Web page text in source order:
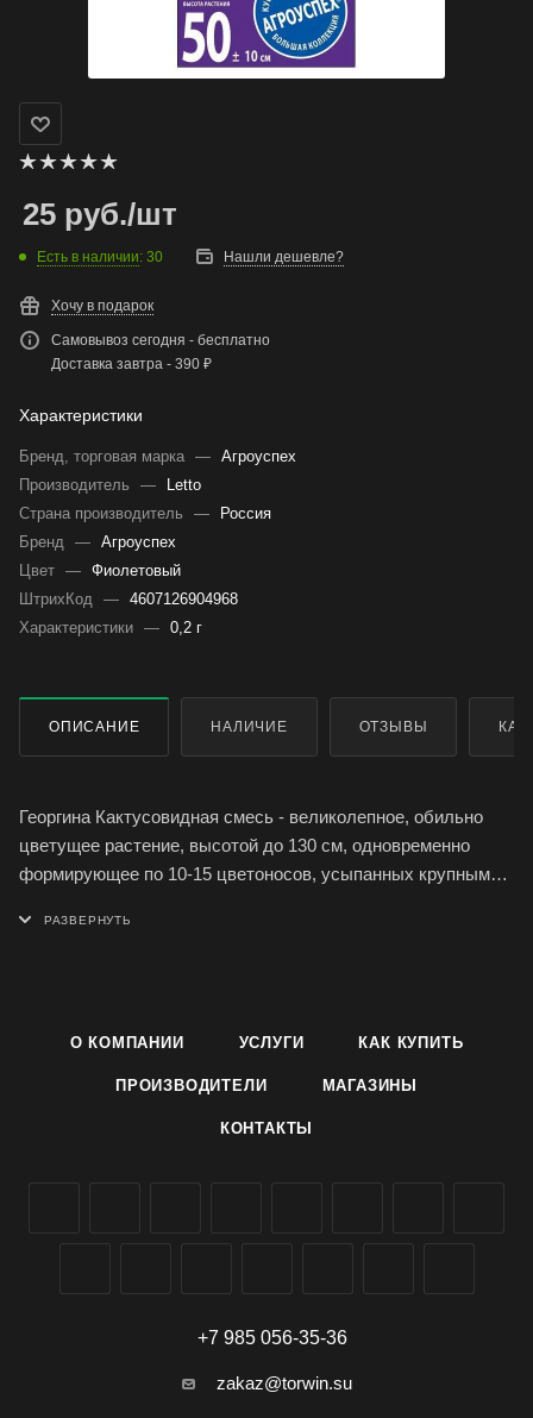
25 руб./шт
Есть в наличии: 30 Нашли дешевле?
Хочу в подарок
Самовывоз сегодня - бесплатно
Доставка завтра - 390 ₽
Характеристики
Бренд, торговая марка — Агроуспех
Производитель
—
Letto
Страна производитель
—
Россия
Бренд — Агроуспех
Цвет — Фиолетовый
ШтрихКод — 4607126904968
Характеристики — 0,2 г
ОПИСАНИЕ НАЛИЧИЕ ОТЗЫВЫ
Георгина Кактусовидная смесь - великолепное, обильно
цветущее растение, высотой до 130 см, одновременно
формирующее по 10-15 цветоносов, усыпанных крупными,
Используется для групповой посадки и срезки.
России.О КОМПАНИИ УСЛУГИ КАК КУПИТЬ
ПРОИЗВОДИТЕЛИ МАГАЗИНЫ
КОНТАКТЫ
+7 985 056-35-36
zakaz@torwin.su